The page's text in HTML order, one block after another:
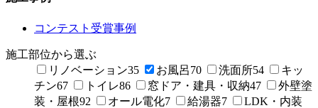
コンテスト受賞事例
施工部位から選ぶ
リノベーション35 お風呂70 洗面所54
キッ
チン67 トイレ86 窓ドア・建具・収納47
外壁塗
装・屋根92 オール電化7 給湯器7
LDK・内装